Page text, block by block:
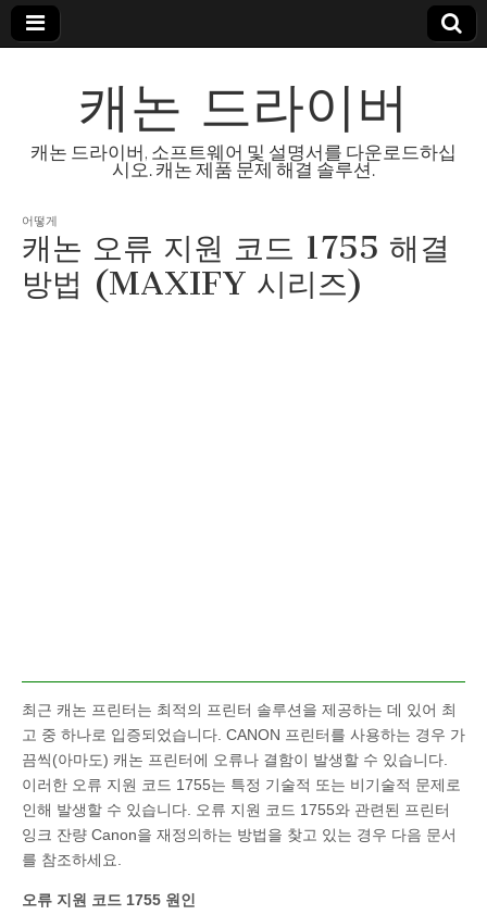
캐논 드라이버
캐논 드라이버, 소프트웨어 및 설명서를 다운로드하십
시오. 캐논 제품 문제 해결 솔루션.
어떻게
캐논 오류 지원 코드 1755 해결
방법 (MAXIFY 시리즈)
최근 캐논 프린터는 최적의 프린터 솔루션을 제공하는 데 있어 최
고 중 하나로 입증되었습니다. CANON 프린터를 사용하는 경우 가
끔씩(아마도) 캐논 프린터에 오류나 결함이 발생할 수 있습니다.
이러한 오류 지원 코드 1755는 특정 기술적 또는 비기술적 문제로
인해 발생할 수 있습니다. 오류 지원 코드 1755와 관련된 프린터
잉크 잔량 Canon을 재정의하는 방법을 찾고 있는 경우 다음 문서
를 참조하세요.
오류 지원 코드 1755 원인